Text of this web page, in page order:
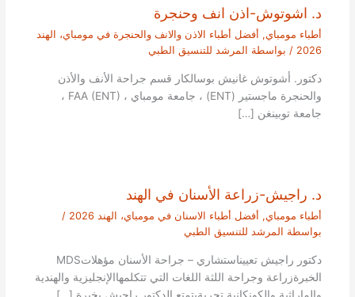
د. اشوتوش-اذن انف وحنجرة
أطباء مومباي, أفضل أطباء الاذن والانف والحنجرة في مومباي، الهند
2026 / بواسطة المرشد للتنسيق الطبي
دكتور. أشوتوش غانيش بوسالكار قسم جراحة الأنف والأذن
والحنجرة ماجستير (ENT) ، جامعة مومباي ، FAA (ENT) ،
جامعة توبينغن […]
د. راجيش-زراعة الأسنان في الهند
أطباء مومباي, أفضل أطباء الاسنان في مومباي، الهند 2026
/
بواسطة المرشد للتنسيق الطبي
دكتور راجيش تعييناستشاري – جراحة الأسنان مؤهلاتMDS
الخبرةزراعة وجراحة اللثة اللغات التي تتكلمهاالإنجليزية والهندية